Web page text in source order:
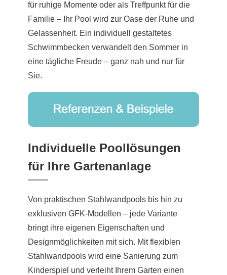
für ruhige Momente oder als Treffpunkt für die
Familie – Ihr Pool wird zur Oase der Ruhe und
Gelassenheit. Ein individuell gestaltetes
Schwimmbecken verwandelt den Sommer in
eine tägliche Freude – ganz nah und nur für
Sie.
Individuelle Poollösungen
für Ihre Gartenanlage
Von praktischen Stahlwandpools bis hin zu
exklusiven GFK-Modellen – jede Variante
bringt ihre eigenen Eigenschaften und
Designmöglichkeiten mit sich. Mit flexiblen
Stahlwandpools wird eine Sanierung zum
Kinderspiel und verleiht Ihrem Garten einen